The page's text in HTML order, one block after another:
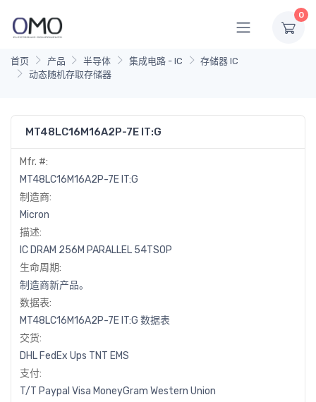
0
首页 产品 半导体 集成电路 - IC
存储器 IC
动态随机存取存储器
MT48LC16M16A2P-7E IT:G
Mfr. #:
MT48LC16M16A2P-7E IT:G
制造商:
Micron
描述:
IC DRAM 256M PARALLEL 54TSOP
生命周期:
制造商新产品。
数据表:
MT48LC16M16A2P-7E IT:G 数据表
交货:
DHL FedEx Ups TNT EMS
支付:
T/T Paypal Visa MoneyGram Western Union